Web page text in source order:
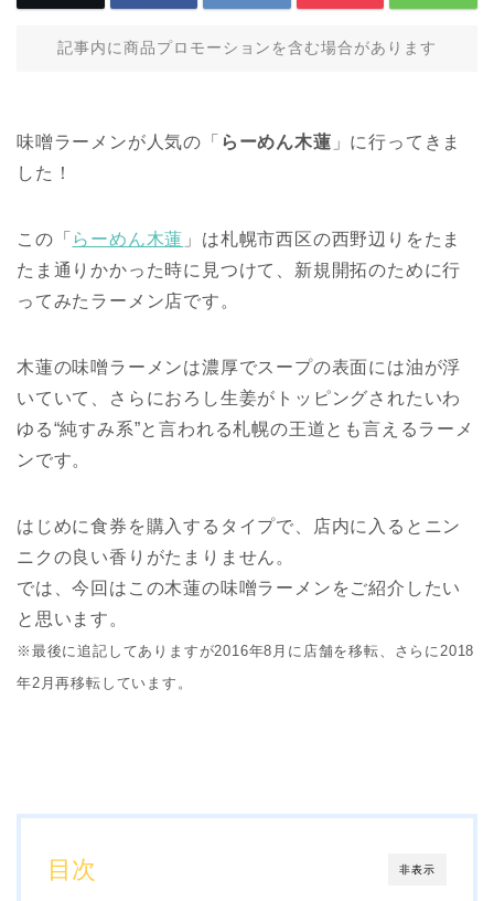
記事内に商品プロモーションを含む場合があります
味噌ラーメンが人気の「 らーめん木蓮 」に行ってきま
した！
この「 らーめん木蓮 」は札幌市西区の西野辺りをたま
たま通りかかった時に見つけて、新規開拓のために行
ってみたラーメン店です。
木蓮の味噌ラーメンは濃厚でスープの表面には油が浮
いていて、さらにおろし生姜がトッピングされたいわ
ゆる“純すみ系”と言われる札幌の王道とも言えるラーメ
ンです。
はじめに食券を購入するタイプで、店内に入るとニン
ニクの良い香りがたまりません。
では、今回はこの木蓮の味噌ラーメンをご紹介したい
と思います。
※最後に追記してありますが2016年8月に店舗を移転、さらに2018
年2月再移転しています。
非表示
目次